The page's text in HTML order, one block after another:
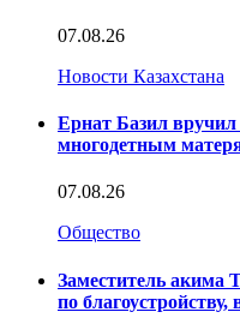
07.08.26
Новости Казахстана
Ернат Базил
многодетным
07.08.26
Общество
Заместитель акима
по